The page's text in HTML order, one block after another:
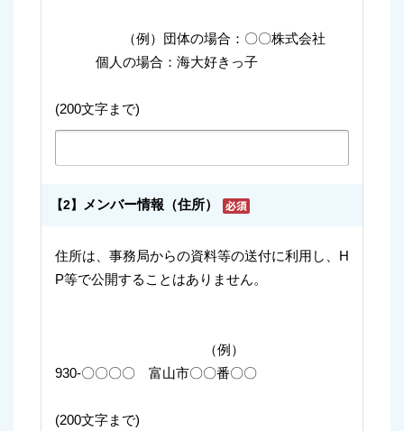
（例）団体の場合：〇〇株式会社
個人の場合：海大好きっ子
(200文字まで)
【2】 メンバー情報（住所）
住所は、事務局からの資料等の送付に利用し、H
P等で公開することはありません。
（例）
930-〇〇〇〇 富山市〇〇番〇〇
(200文字まで)